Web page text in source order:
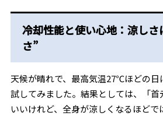
冷却性能と使い心地：涼しさ
さ”
天候が晴れで、最高気温27℃ほどの日
試してみました。結果としては、「首
いいけれど、全身が涼しくなるほど